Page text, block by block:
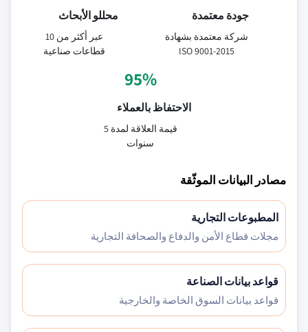
جودة معتمدة
شركة معتمدة بشهادة
ISO 9001-2015
محللو الأبحاث
عبر أكثر من 10
قطاعات صناعية
95%
الاحتفاظ بالعملاء
قيمة العلاقة لمدة 5
سنوات
مصادر البيانات الموثّقة
المطبوعات التجارية
مجلات قطاع الأمن والدفاع والصحافة التجارية
قواعد بيانات الصناعة
قواعد بيانات السوق الخاصة والخارجية